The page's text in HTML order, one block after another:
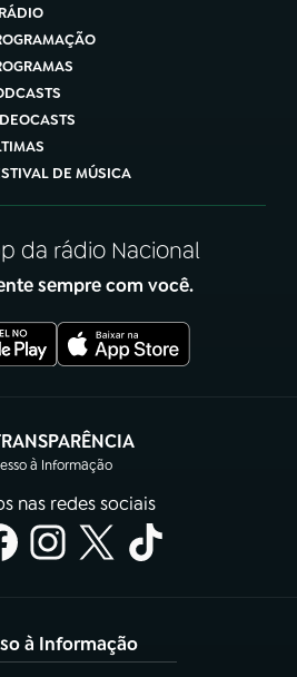
DE MÚSICA
da rádio Nacional
sempre com você.
à Informação
(abre em nova aba)
nas redes sociais
à Informação